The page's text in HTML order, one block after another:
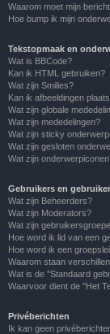
Waarom moet mijn
Hoe bump ik mijn
Tekstopmaak en
Wat is BBCode?
Kan ik HTML gebruiken?
Wat zijn Smilies?
Kan ik afbeeldingen
Wat zijn globale
Wat zijn mededelingen?
Wat zijn sticky
Wat zijn gesloten
Wat zijn
Gebruikers en
Wat zijn Beheerders?
Wat zijn Moderators?
Wat zijn
Hoe word ik lid van een
Hoe word ik een
Waarom staan
Wat is de "Standaard
Waarvoor dient de "Het
Privéberichten
Ik kan geen